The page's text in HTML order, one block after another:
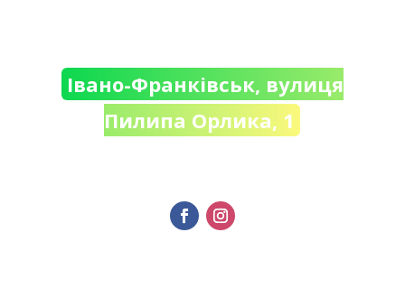
Івано-Франківськ, вулиця
Пилипа Орлика, 1